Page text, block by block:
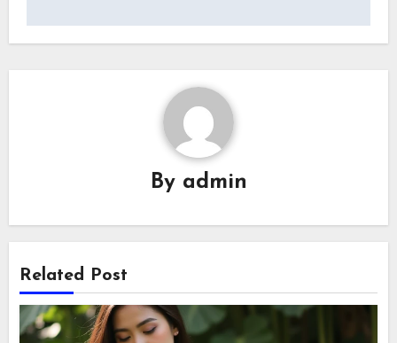
By admin
Related Post